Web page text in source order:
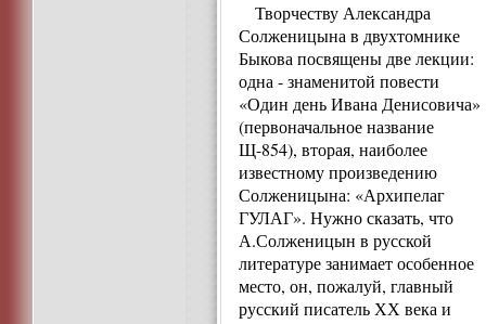
Творчеству Александра
Солженицына в двухтомнике
Быкова посвящены две лекции:
одна - знаменитой повести
«Один день Ивана Денисовича»
(первоначальное название
Щ-854), вторая, наиболее
известному произведению
Солженицына: «Архипелаг
ГУЛАГ». Нужно сказать, что
А.Солженицын в русской
литературе занимает особенное
место, он, пожалуй, главный
русский писатель ХХ века и